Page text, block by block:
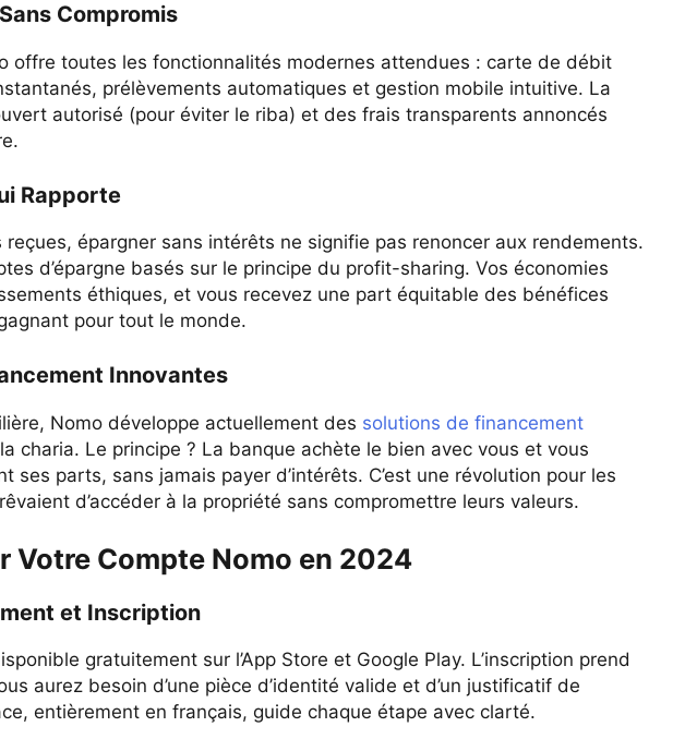
Compromis
offre toutes les fonctionnalités modernes attendues : carte de débit
prélèvements automatiques et gestion mobile intuitive. La
autorisé (pour éviter le riba) et des frais transparents annoncés
Rapporte
épargner sans intérêts ne signifie pas renoncer aux rendements.
d’épargne basés sur le principe du profit-sharing. Vos économies
éthiques, et vous recevez une part équitable des bénéfices
pour tout le monde.
Innovantes
Nomo développe actuellement des solutions de financement
charia. Le principe ? La banque achète le bien avec vous et vous
ses parts, sans jamais payer d’intérêts. C’est une révolution pour les
d’accéder à la propriété sans compromettre leurs valeurs.
Votre Compte Nomo en 2024
et Inscription
gratuitement sur l’App Store et Google Play. L’inscription prend
aurez besoin d’une pièce d’identité valide et d’un justificatif de
entièrement en français, guide chaque étape avec clarté.